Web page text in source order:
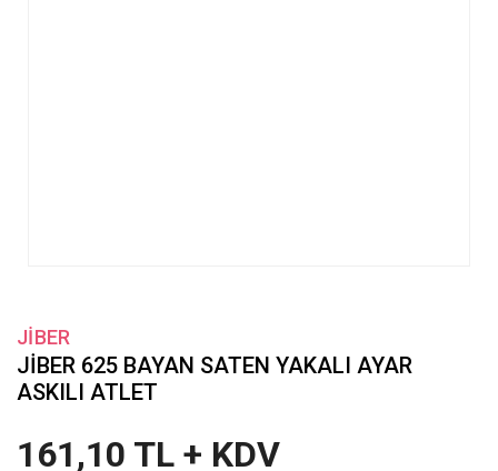
JİBER
JİBER 625 BAYAN SATEN YAKALI AYAR
ASKILI ATLET
161,10 TL + KDV